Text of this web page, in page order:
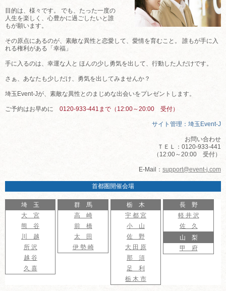
目的は、様々です。 でも、たった一度の
人生を楽しく、心豊かに過ごしたいと誰
もが願います。
その原点にあるのが、素敵な異性と恋愛して、愛情を育むこと。 誰もが手に入
れる権利がある「幸福」
手に入るのは、幸運な人と ほんの少し勇気を出して、行動した人だけです。
さぁ、あなたも少しだけ、勇気を出してみませんか？
埼玉Event-Jが、素敵な異性とのまじめな出会いをプレゼントします。
ご予約はお早めに 0120-933-441まで（12:00～20:00 受付）
サイト管理：埼玉Event-J
お問い合わせ
ＴＥＬ：0120-933-441
（12:00～20:00 受付）
E-Mail： support@event-j.com
首都圏開催会場
埼 玉
大 宮
熊 谷
川 越
所 沢
越 谷
久 喜
群 馬
高 崎
前 橋
太 田
伊 勢 崎
栃 木
宇 都 宮
小 山
佐 野
大 田 原
那 須
足 利
栃 木 市
長 野
軽 井 沢
佐 久
山 梨
甲 府